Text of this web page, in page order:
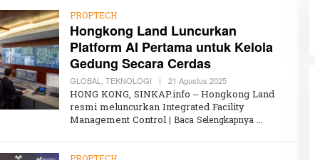
PROPTECH
Hongkong Land Luncurkan
Platform AI Pertama untuk Kelola
Gedung Secara Cerdas
GLOBAL TEKNOLOGI | 21 Agustus 2025O
L
E
H
K
A
HONG KONG, SINKAP.info – Hongkong Land
resmi meluncurkan Integrated Facility
Management Control | Baca Selengkapnya